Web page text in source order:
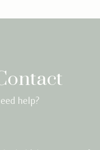
help?